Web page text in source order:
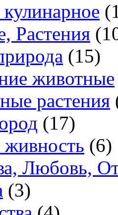
Растения
(15)
животные
растения
(17)
(6)
Любовь,
(3)